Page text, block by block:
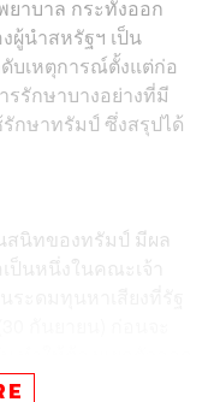
ยาบาล กระทั่งออก
ผู้นำสหรัฐฯ เป็น
บเหตุการณ์ตั้งแต่ก่อ
รรักษาบางอย่างที่มี
รักษาทรัมป์ ซึ่งสรุปได้
สนิทของทรัมป์ มีผล
ป็นหนึ่งในคณะเจ้า
งบิน Air Force One